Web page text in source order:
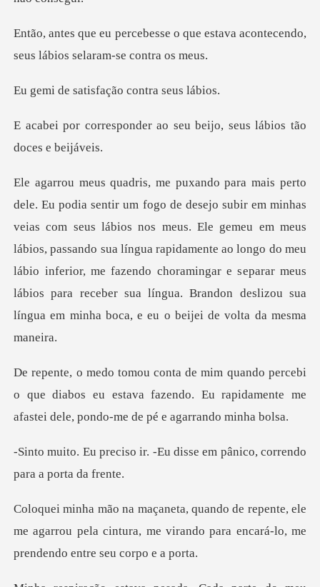
que estava acontecendo,
seus lá
isfação contra
r ao seu beijo, seus láb
s nos meus. Ele gemeu em meus
lábios, passando sua língua rapidamente ao longo do meu
lábio inferior, me fazendo choramingar e s
o que diabos eu estava fazendo. Eu rapidamente me
a
. -Eu disse em pânico, corr
, ele
me agarrou pela cintura, me virando para en